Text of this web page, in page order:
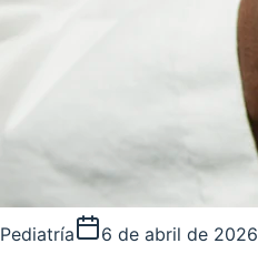
Pediatría 6 de abril de 2026